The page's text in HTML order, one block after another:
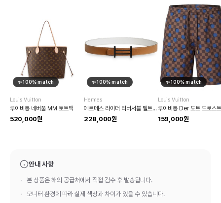
✨100% match
Louis Vuitton
루이비통 네버풀 MM 토트백
520,000원
✨100% match
Hermes
에르메스 라이더 리버서블 벨트 32mm
228,000원
✨100% match
Louis Vuitton
159,000원
안내 사항
본 상품은 해외 공급처에서 직접 검수 후 발송됩니다.
모니터 환경에 따라 실제 색상과 차이가 있을 수 있습니다.